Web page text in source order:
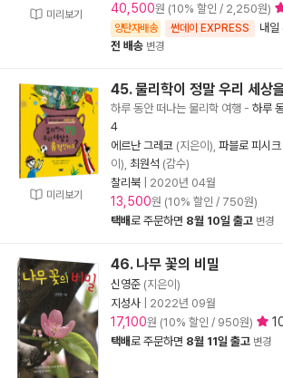
미리보기 40,500원 (10% 할인 / 2,250원)
양탄자배송 썬데이 EXPRESS 내일
전 배송 변경
미리보기
45. 물리학이 정말 우리 세상
하루 동안 떠나는 물리학 여행 - 하루
4
에르난 그레코 (지은이), 파블로 피시크
이), 최원석 (감수)
찰리북
2020년 04월
13,500원 (10% 할인 / 750원)
택배로 주문하면 8월 10일 출고 변경
46. 나무 꽃의 비밀
신영준 (지은이)
지성사
2022년 09월
17,100원 (10% 할인 / 950원)
택배로 주문하면 8월 11일 출고 변경